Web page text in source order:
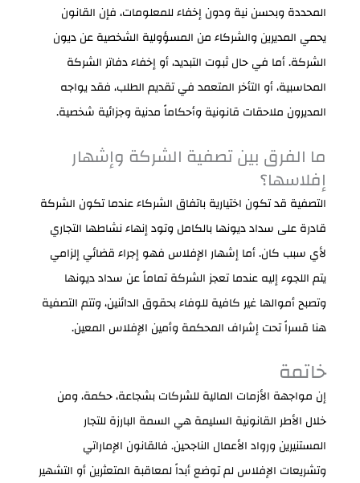
المحددة وبحسن نية ودون إخفاء للمعلومات، فإن القانون
يحمي المديرين والشركاء من المسؤولية الشخصية عن ديون
الشركة. أما في حال ثبوت التبديد، أو إخفاء دفاتر الشركة
المحاسبية، أو التأخر المتعمد في تقديم الطلب، فقد يواجه
المديرون ملاحقات قانونية وأحكاماً مدنية وجزائية شخصية.
ما الفرق بين تصفية الشركة وإشهار
إفلاسها؟
التصفية قد تكون اختيارية باتفاق الشركاء عندما تكون الشركة
قادرة على سداد ديونها بالكامل وتود إنهاء نشاطها التجاري
لأي سبب كان. أما إشهار الإفلاس فهو إجراء قضائي إلزامي
يتم اللجوء إليه عندما تعجز الشركة تماماً عن سداد ديونها
وتصبح أموالها غير كافية للوفاء بحقوق الدائنين، وتتم التصفية
هنا قسراً تحت إشراف المحكمة وأمين الإفلاس المعين.
خاتمة
إن مواجهة الأزمات المالية للشركات بشجاعة، حكمة، ومن
خلال الأطر القانونية السليمة هي السمة البارزة للتجار
المستنيرين ورواد الأعمال الناجحين. فالقانون الإماراتي
وتشريعات الإفلاس لم توضع أبداً لمعاقبة المتعثرين أو التشهير